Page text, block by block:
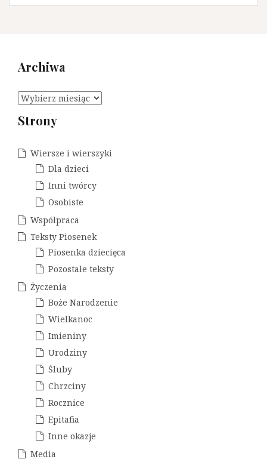
Archiwa
A
c
i
Strony
Wiersze i wierszyki
Dla dzieci
Inni twórcy
Osobiste
Współpraca
Teksty Piosenek
Piosenka dziecięca
Pozostałe teksty
Życzenia
Boże Narodzenie
Wielkanoc
Imieniny
Urodziny
Śluby
Chrzciny
Rocznice
Epitafia
Inne okazje
Media